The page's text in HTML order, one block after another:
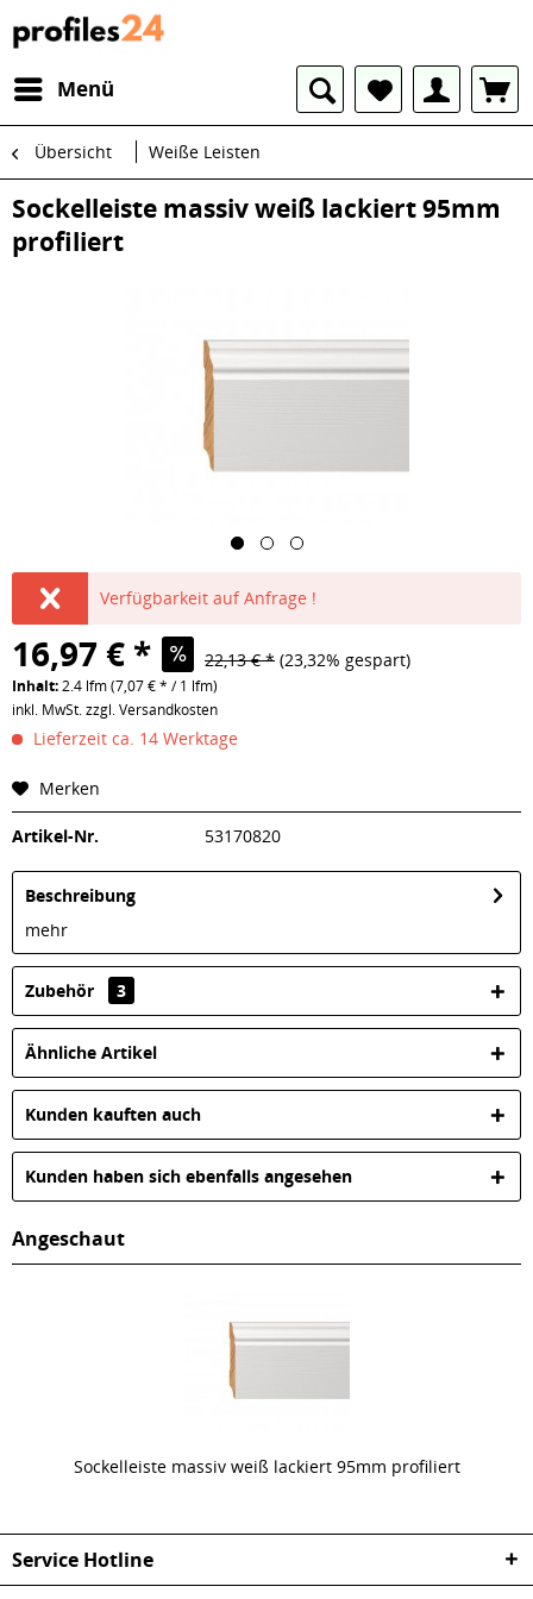
Menü
Übersicht Weiße Leisten
Sockelleiste massiv weiß lackiert 95mm
profiliert
Verfügbarkeit auf Anfrage !
16,97 € * 22,13 € * (23,32% gespart)
Inhalt:2.4 lfm (7,07 € * / 1 lfm)
inkl. MwSt.zzgl. Versandkosten
Lieferzeit ca. 14 Werktage
Merken
Artikel-Nr. 53170820
Beschreibung
mehr
Zubehör 3
Ähnliche Artikel
Kunden kauften auch
Kunden haben sich ebenfalls angesehen
Angeschaut
Sockelleiste massiv weiß lackiert 95mm profiliert
Service Hotline